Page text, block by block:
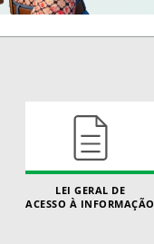
LEI GERAL DE
ACESSO À INFORMAÇÃO